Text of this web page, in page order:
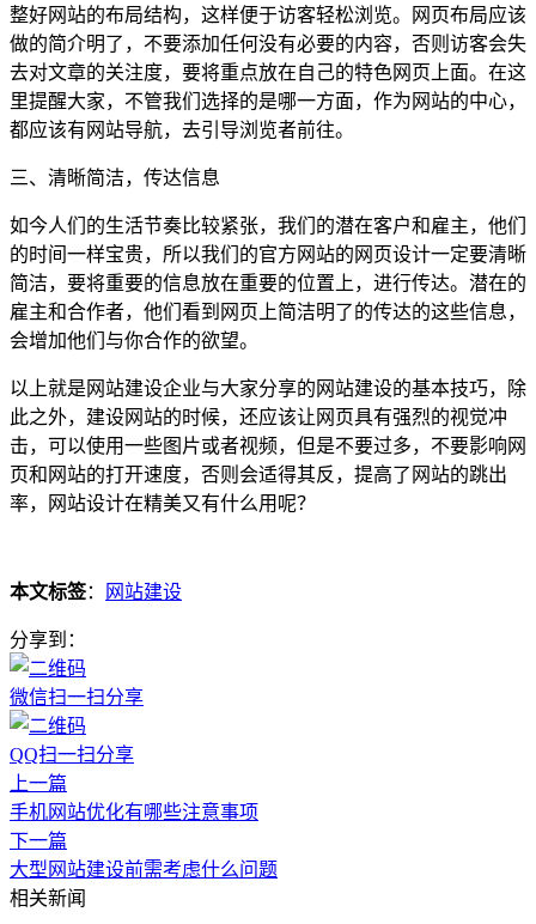
整好网站的布局结构，这样便于访客轻松浏览。网页布局应该
做的简介明了，不要添加任何没有必要的内容，否则访客会失
去对文章的关注度，要将重点放在自己的特色网页上面。在这
里提醒大家，不管我们选择的是哪一方面，作为网站的中心，
都应该有网站导航，去引导浏览者前往。
三、清晰简洁，传达信息
如今人们的生活节奏比较紧张，我们的潜在客户和雇主，他们
的时间一样宝贵，所以我们的官方网站的网页设计一定要清晰
简洁，要将重要的信息放在重要的位置上，进行传达。潜在的
雇主和合作者，他们看到网页上简洁明了的传达的这些信息，
会增加他们与你合作的欲望。
以上就是网站建设企业与大家分享的网站建设的基本技巧，除
此之外，建设网站的时候，还应该让网页具有强烈的视觉冲
击，可以使用一些图片或者视频，但是不要过多，不要影响网
页和网站的打开速度，否则会适得其反，提高了网站的跳出
率，网站设计在精美又有什么用呢？
本文标签： 网站建设
分享到：
微信扫一扫分享
QQ扫一扫分享
上一篇
手机网站优化有哪些注意事项
下一篇
大型网站建设前需考虑什么问题
相关新闻